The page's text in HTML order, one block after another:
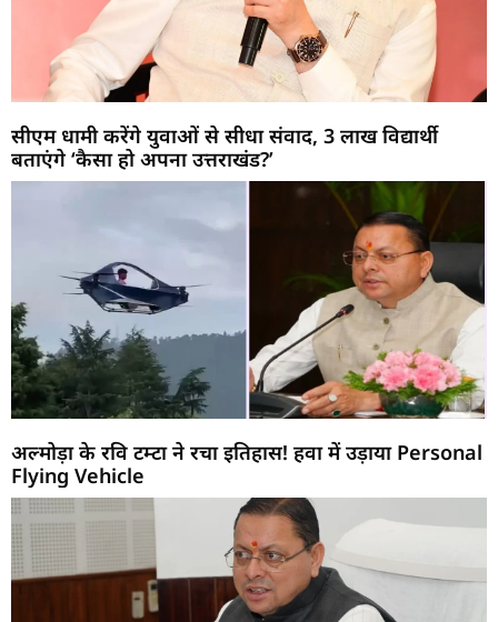
सीएम धामी करेंगे युवाओं से सीधा संवाद, 3 लाख विद्यार्थी
बताएंगे ‘कैसा हो अपना उत्तराखंड?’
अल्मोड़ा के रवि टम्टा ने रचा इतिहास! हवा में उड़ाया Personal
Flying Vehicle